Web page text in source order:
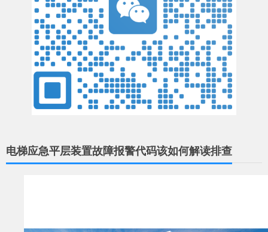
电梯应急平层装置故障报警代码该如何解读排查